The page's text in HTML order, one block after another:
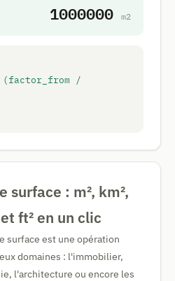
1000000 m2
/
surface : m², km²,
ft² en un clic
surface est une opération
domaines : l'immobilier,
l'architecture ou encore les